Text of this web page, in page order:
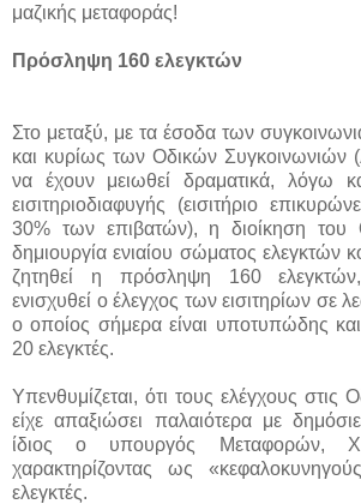
μαζικής μεταφοράς!
Πρόσληψη 160 ελεγκτών
Στο μεταξύ, με τα έσοδα των
και κυρίως των Οδικών Συγκοινωνιών
να έχουν μειωθεί δραματικά, λόγω
εισιτηριοδιαφυγής (εισιτήριο
30% των επιβατών), η διοίκηση
δημιουργία ενιαίου σώματος ελεγκτών
ζητηθεί η πρόσληψη 160
ενισχυθεί ο έλεγχος των εισιτηρίων σε
ο οποίος σήμερα είναι υποτυπώδης
20 ελεγκτές.
Υπενθυμίζεται, ότι τους ελέγχους στις
είχε απαξιώσει παλαιότερα με
ίδιος ο υπουργός Μεταφορών,
χαρακτηρίζοντας ως
ελεγκτές.